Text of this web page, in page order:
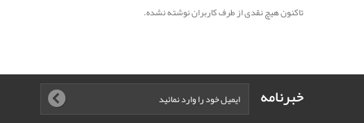
تاکنون هیچ نقدی از طرف کاربران نوشته نشده.
خبرنامه